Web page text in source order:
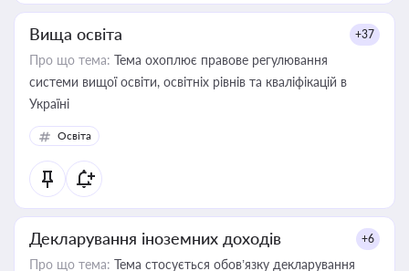
Вища освіта +37
Про що тема: Тема охоплює правове регулювання
системи вищої освіти, освітніх рівнів та кваліфікацій в
Україні
Освіта
Декларування іноземних доходів +6
Про що тема: Тема стосується обов’язку декларування